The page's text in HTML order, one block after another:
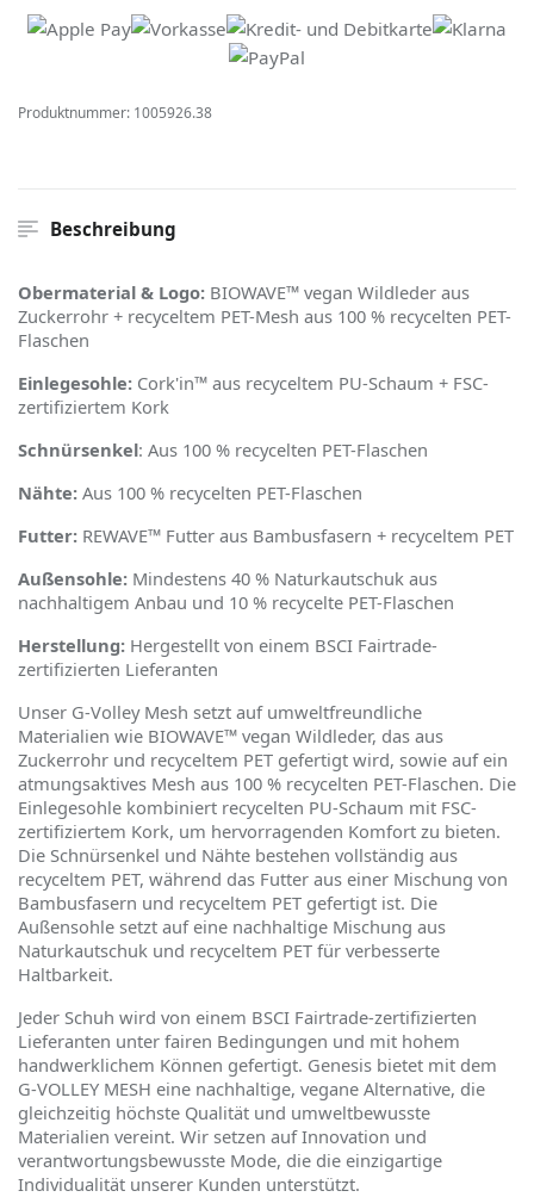
Produktnummer: 1005926.38
Beschreibung
Obermaterial & Logo: BIOWAVE™ vegan Wildleder aus
Zuckerrohr + recyceltem PET-Mesh aus 100 % recycelten PET-
Flaschen
Einlegesohle: Cork'in™ aus recyceltem PU-Schaum + FSC-
zertifiziertem Kork
Schnürsenkel: Aus 100 % recycelten PET-Flaschen
Nähte: Aus 100 % recycelten PET-Flaschen
Futter: REWAVE™ Futter aus Bambusfasern + recyceltem PET
Außensohle: Mindestens 40 % Naturkautschuk aus
nachhaltigem Anbau und 10 % recycelte PET-Flaschen
Herstellung: Hergestellt von einem BSCI Fairtrade-
zertifizierten Lieferanten
Unser G-Volley Mesh setzt auf umweltfreundliche
Materialien wie BIOWAVE™ vegan Wildleder, das aus
Zuckerrohr und recyceltem PET gefertigt wird, sowie auf ein
atmungsaktives Mesh aus 100 % recycelten PET-Flaschen. Die
Einlegesohle kombiniert recycelten PU-Schaum mit FSC-
zertifiziertem Kork, um hervorragenden Komfort zu bieten.
Die Schnürsenkel und Nähte bestehen vollständig aus
recyceltem PET, während das Futter aus einer Mischung von
Bambusfasern und recyceltem PET gefertigt ist. Die
Außensohle setzt auf eine nachhaltige Mischung aus
Naturkautschuk und recyceltem PET für verbesserte
Haltbarkeit.
Jeder Schuh wird von einem BSCI Fairtrade-zertifizierten
Lieferanten unter fairen Bedingungen und mit hohem
handwerklichem Können gefertigt. Genesis bietet mit dem
G-VOLLEY MESH eine nachhaltige, vegane Alternative, die
gleichzeitig höchste Qualität und umweltbewusste
Materialien vereint. Wir setzen auf Innovation und
verantwortungsbewusste Mode, die die einzigartige
Individualität unserer Kunden unterstützt.